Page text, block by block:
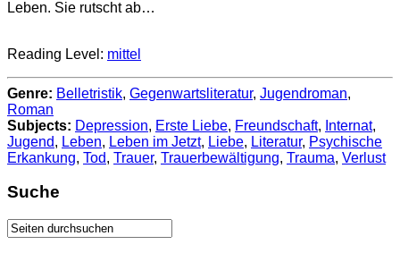
Leben. Sie rutscht ab…
Reading Level: mittel
Genre: Belletristik, Gegenwartsliteratur, Jugendroman,
Roman
Subjects: Depression, Erste Liebe, Freundschaft, Internat,
Jugend, Leben, Leben im Jetzt, Liebe, Literatur, Psychische
Erkankung, Tod, Trauer, Trauerbewältigung, Trauma, Verlust
Suche